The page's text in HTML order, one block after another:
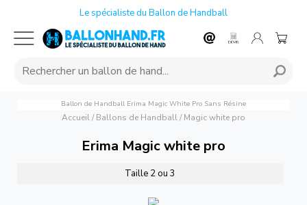
Le spécialiste du Ballon de Handball
Ballon de Handball Erima Magic White Pro Sans Résine
Accueil/ Ballons de Handball/ Magic white pro
Erima Magic white pro
Taille 2 ou 3